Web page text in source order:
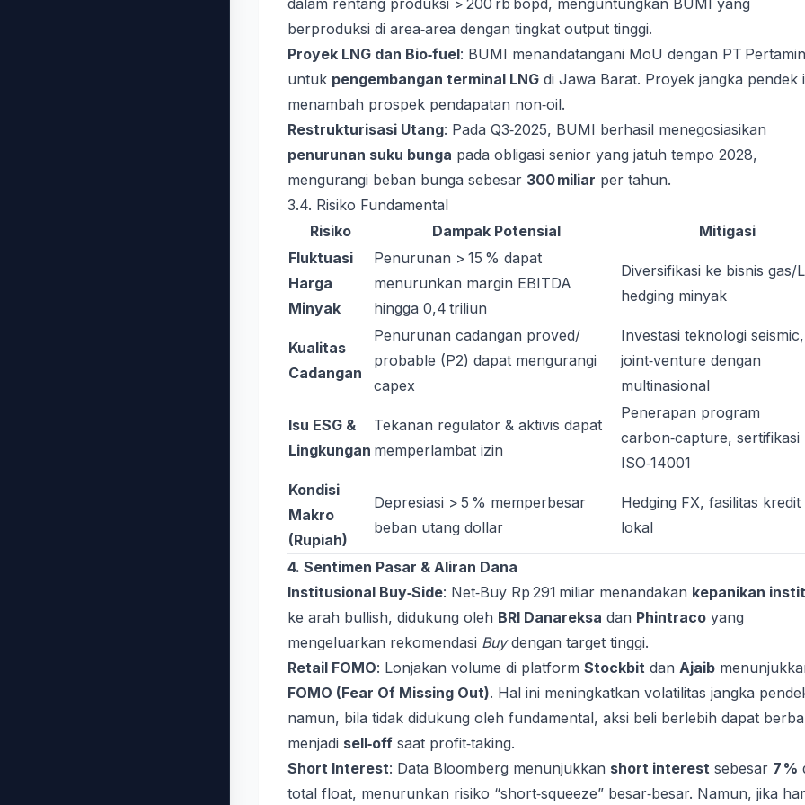
dalam rentang produksi > 200 rb bopd, menguntungkan BUMI yang
berproduksi di area‑area dengan tingkat output tinggi.
Proyek LNG dan Bio‑fuel: BUMI menandatangani MoU dengan PT
untuk pengembangan terminal LNG di Jawa Barat. Proyek jangka pendek
menambah prospek pendapatan non‑oil.
Restrukturisasi Utang: Pada Q3‑2025, BUMI berhasil menegosiasikan
penurunan suku bunga pada obligasi senior yang jatuh tempo 2028,
mengurangi beban bunga sebesar 300 miliar per tahun.
3.4. Risiko Fundamental
Risiko
Dampak Potensial
Mitigasi
Fluktuasi
Harga
Minyak
Penurunan > 15 % dapat
menurunkan margin EBITDA
hingga 0,4 triliun
Diversifikasi ke bisnis gas/
hedging minyak
Kualitas
Cadangan
Penurunan cadangan proved/
probable (P2) dapat mengurangi
capex
Investasi teknologi seismic,
joint‑venture dengan
multinasional
Isu ESG &
Lingkungan
Tekanan regulator & aktivis dapat
memperlambat izin
Penerapan program
carbon‑capture, sertifikasi
ISO‑14001
Kondisi
Makro
(Rupiah)
Depresiasi > 5 % memperbesar
beban utang dollar
Hedging FX, fasilitas kredit
lokal
4. Sentimen Pasar & Aliran Dana
Institusional Buy‑Side: Net‑Buy Rp 291 miliar menandakan kepanikan
ke arah bullish, didukung oleh BRI Danareksa dan Phintraco yang
mengeluarkan rekomendasi Buydengan target tinggi.
Retail FOMO: Lonjakan volume di platform Stockbit dan Ajaib
FOMO (Fear Of Missing Out). Hal ini meningkatkan volatilitas jangka
namun, bila tidak didukung oleh fundamental, aksi beli berlebih dapat
menjadi sell‑off saat profit‑taking.
Short Interest: Data Bloomberg menunjukkan short interest sebesar 7 %
total float, menurunkan risiko “short‑squeeze” besar‑besar. Namun, jika